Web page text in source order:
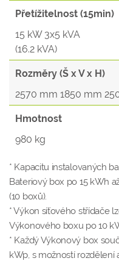
Přetížitelnost (15min)
15 kW 3x5 kVA
(16.2 kVA)
Rozměry (Š x V x H)
2570 mm 1850 mm
Hmotnost
980 kg
* Kapacitu instalovaných
Bateriový box po 15 kWh
(10 boxů).
* Výkon síťového střídače
Výkonového boxu po 10
* Každý Výkonový box
kWp, s možností rozdělení